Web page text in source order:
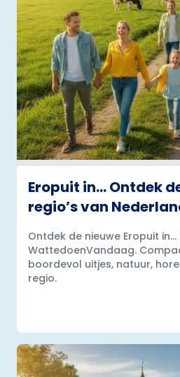
Eropuit in… Ontdek
regio’s van
Ontdek de nieuwe Eropuit
WattedoenVandaag.
boordevol uitjes, natuur,
regio.